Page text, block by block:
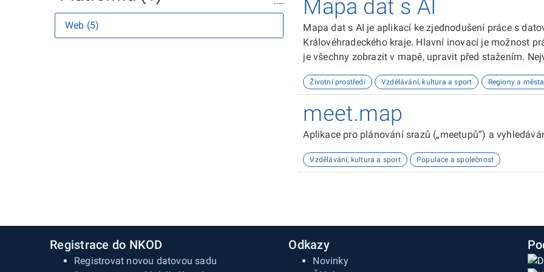
Web (5)
Mapa dat s AI
Mapa dat s AI je aplikací ke zjednodušení práce s
Královéhradeckého kraje. Hlavní inovací je možnost
je všechny zobrazit v mapě, upravit před stažením.
požadavcích. Je rovněž schopna plnohodnotné
bariérou, bránící odpovídání na nerelevantní otázky.
sad. Podkladová mapa umožňuje jakékoliv úpravy,
vizualizaci více sad na jedné mapě má každá
detailní informace. Nabízí možnost zobrazení tabulky
kompletní úpravy jejího rozhraní a sloupců.
Životní prostředí Vzdělávání, kultura a sport Regiony a města
meet.map
Aplikace pro plánování srazů („meetupů“) a
Vzdělávání, kultura a sport Populace a společnost
Registrace do NKOD
Registrovat novou datovou sadu
Odkazy
Novinky